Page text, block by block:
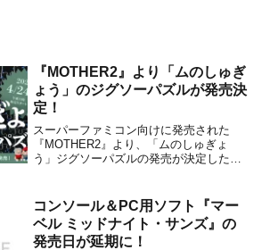
『MOTHER2』より「ムのしゅぎ
ょう」のジグソーパズルが発売決
定！
スーパーファミコン向けに発売された
『MOTHER2』より、「ムのしゅぎょ
う」ジグソーパズルの発売が決定したこ
つとして登場し、多くのプレイヤーに衝
撃を与えた「ムのしゅぎょう」。子ども
の頃にプレイして、ムーンサイドと共...
コンソール＆PC用ソフト『マー
ベル ミッドナイト・サンズ』の
発売日が延期に！